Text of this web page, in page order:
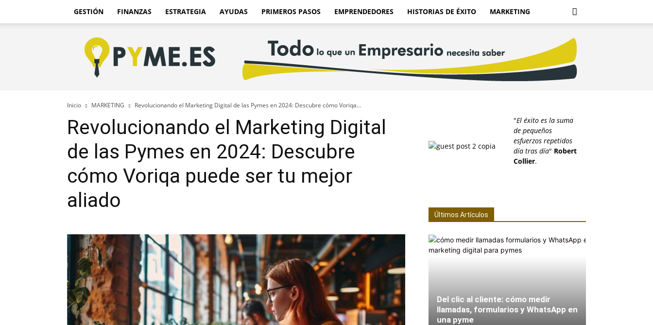
GESTIÓN FINANZAS ESTRATEGIA AYUDAS PRIMEROS PASOS EMPRENDEDORES HISTORIAS DE ÉXITO MARKETING
Pyme.es
–
Portal
PYME
de
Inicio MARKETING Revolucionando el Marketing Digital de las Pymes en 2024: Descubre cómo Voriqa...
Revolucionando el Marketing Digital
de las Pymes en 2024: Descubre
cómo Voriqa puede ser tu mejor
aliado
"El éxito es la suma
de pequeños
esfuerzos repetidos
día tras día" Robert
Collier.
Últimos Artículos
Del clic al cliente: cómo medir
llamadas, formularios y WhatsApp en
una pyme